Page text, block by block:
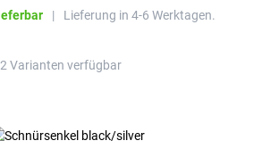
| Lieferung in 4-6 Werktagen.
Varianten verfügbar